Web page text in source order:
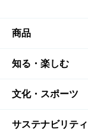
商品
商品TOP
商品一覧
商品発売情報
知る・楽しむ
知る・楽しむ
キャンペーン
文化・スポーツ
文化・スポー
サステナビリティ